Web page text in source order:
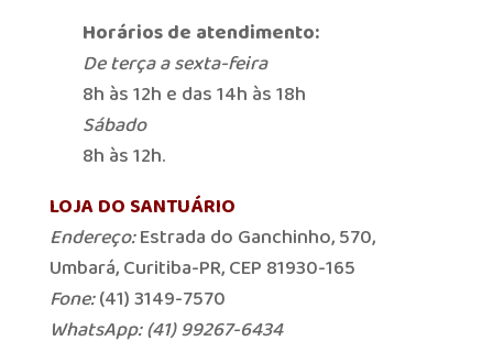
Horários de atendimento:
De terça a sexta-feira
8h às 12h e das 14h às 18h
Sábado
8h às 12h.
LOJA DO SANTUÁRIO
Endereço:Estrada do Ganchinho, 570,
Umbará, Curitiba-PR, CEP 81930-165
Fone:(41) 3149-7570
WhatsApp: (41) 99267-6434